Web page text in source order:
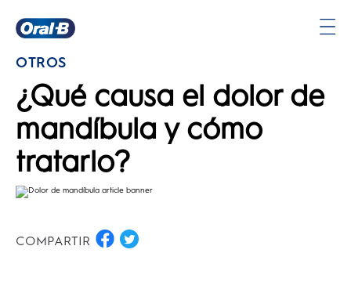
principal
OTROS
¿Qué causa el dolor de
mandíbula y cómo
tratarlo?
COMPARTIR